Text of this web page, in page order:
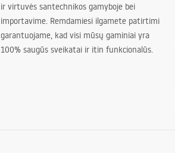
ir virtuvės santechnikos gamyboje bei
importavime. Remdamiesi ilgamete patirtimi
garantuojame, kad visi mūsų gaminiai yra
100% saugūs sveikatai ir itin funkcionalūs.